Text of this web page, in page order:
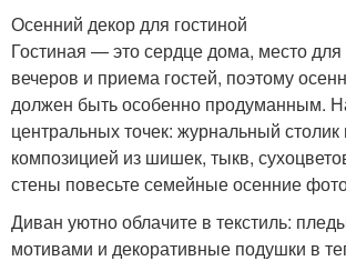
Осенний декор для гостиной
Гостиная — это сердце дома, место
вечеров и приема гостей, поэтому
должен быть особенно продуманным.
центральных точек: журнальный
композицией из шишек, тыкв,
стены повесьте семейные осенние
Диван уютно облачите в текстиль:
мотивами и декоративные подушки в